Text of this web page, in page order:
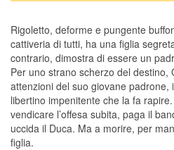
Rigoletto, deforme e pungente
cattiveria di tutti, ha una figlia
contrario, dimostra di essere un
Per uno strano scherzo del destino,
attenzioni del suo giovane padrone,
libertino impenitente che la fa
vendicare l’offesa subita, paga il
uccida il Duca. Ma a morire, per
figlia.